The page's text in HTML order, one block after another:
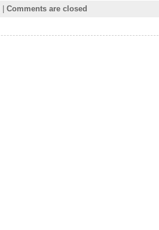
Comments are closed